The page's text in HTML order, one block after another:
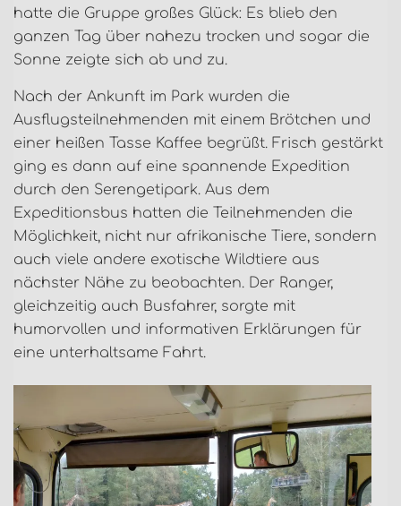
hatte die Gruppe großes Glück: Es blieb den
ganzen Tag über nahezu trocken und sogar die
Sonne zeigte sich ab und zu.
Nach der Ankunft im Park wurden die
Ausflugsteilnehmenden mit einem Brötchen und
einer heißen Tasse Kaffee begrüßt. Frisch gestärkt
ging es dann auf eine spannende Expedition
durch den Serengetipark. Aus dem
Expeditionsbus hatten die Teilnehmenden die
Möglichkeit, nicht nur afrikanische Tiere, sondern
auch viele andere exotische Wildtiere aus
nächster Nähe zu beobachten. Der Ranger,
gleichzeitig auch Busfahrer, sorgte mit
humorvollen und informativen Erklärungen für
eine unterhaltsame Fahrt.